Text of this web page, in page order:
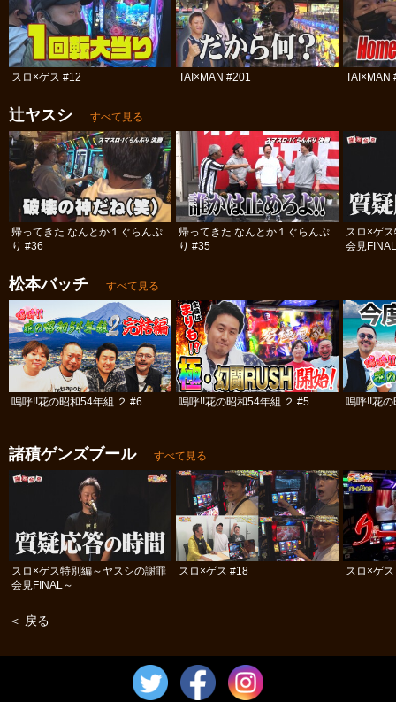
スロ×ゲス #12 TAI×MAN #201 TAI×MAN
辻ヤスシ すべて見る
帰ってきた なんとか１ぐらんぷ
り #36
帰ってきた なんとか１ぐらんぷ
り #35
スロ×ゲ
会見
松本バッチ すべて見る
嗚呼!!花の昭和54年組 ２ #6 嗚呼!!花の昭和54年組 ２ #5 嗚呼!!花
諸積ゲンズブール すべて見る
スロ×ゲス特別編～ヤスシの謝罪
会見FINAL～
スロ×ゲス #18 スロ×ゲ
＜ 戻る